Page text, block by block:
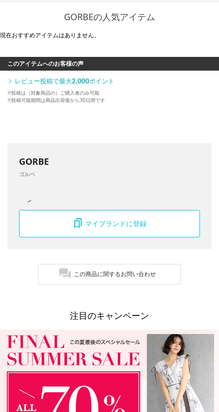
GORBEの人気アイテム
現在おすすめアイテムはありません。
このアイテムへのお客様の声
レビュー投稿で最大2,000ポイント
※投稿は（対象商品の）ご購入者のみ可能
※投稿可能期間は商品出荷後から30日間です
GORBE
ゴルベ
マイブランドに登録
この商品に関するお問い合わせ
注目のキャンペーン